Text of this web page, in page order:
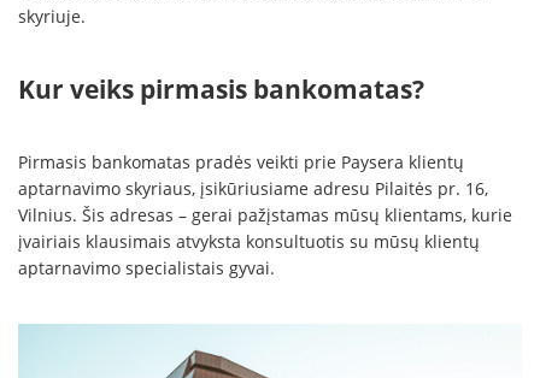
skyriuje.
Kur veiks pirmasis bankomatas?
Pirmasis bankomatas pradės veikti prie Paysera klientų
aptarnavimo skyriaus, įsikūriusiame adresu Pilaitės pr. 16,
Vilnius. Šis adresas – gerai pažįstamas mūsų klientams, kurie
įvairiais klausimais atvyksta konsultuotis su mūsų klientų
aptarnavimo specialistais gyvai.